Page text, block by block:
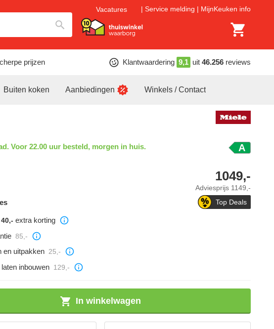
Vacatures Service melding MijnKeuken info
prijzen Klantwaardering 9,1 uit 46.256 reviews
Buiten koken Aanbiedingen Winkels / Contact
Voor 22.00 uur besteld, morgen in huis. A
Adviesprijs 1149,-
1049,-
Top Deals
40,- extra korting
85,-
en uitpakken 25,-
inbouwen 129,-
In winkelwagen